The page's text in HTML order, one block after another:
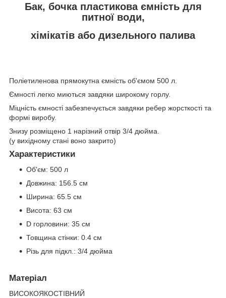
Бак, бочка пластикова ємність для
питної води,
хімікатів або дизельного палива
Поліетиленова прямокутна ємність об'ємом 500 л.
Ємності легко миються завдяки широкому горлу.
Міцність ємності забезпечується завдяки ребер жорсткості та
формі виробу.
Знизу розміщено 1 нарізний отвір 3/4 дюйма.
(у вихідному стані воно закрито)
Характеристики
Об'єм: 500 л
Довжина: 156.5 см
Ширина: 65.5 см
Висота: 63 см
D горловини: 35 см
Товщина стінки: 0.4 см
Різь для підкл.: 3/4 дюйма
Матеріал
ВИСОКОЯКОСТІВНИЙ